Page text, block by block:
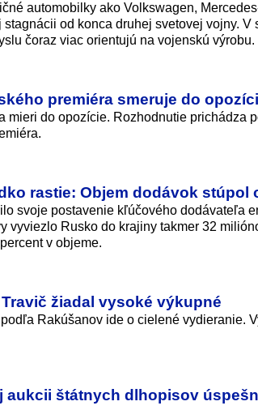
automobilky ako Volkswagen,
od konca druhej svetovej vojny. V
čoraz viac orientujú na vojenskú výrobu.
premiéra smeruje do
mieri do opozície. Rozhodnutie prichádza
rastie: Objem dodávok stúpol
svoje postavenie kľúčového dodávateľa
vyviezlo Rusko do krajiny takmer 32
v objeme.
žiadal vysoké výkupné
Rakúšanov ide o cielené vydieranie.
štátnych dlhopisov